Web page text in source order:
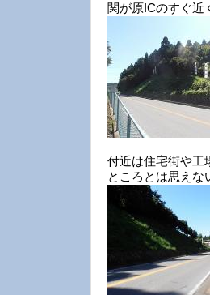
関が原ICのすぐ近
付近は住宅街や工
ところとは思えな